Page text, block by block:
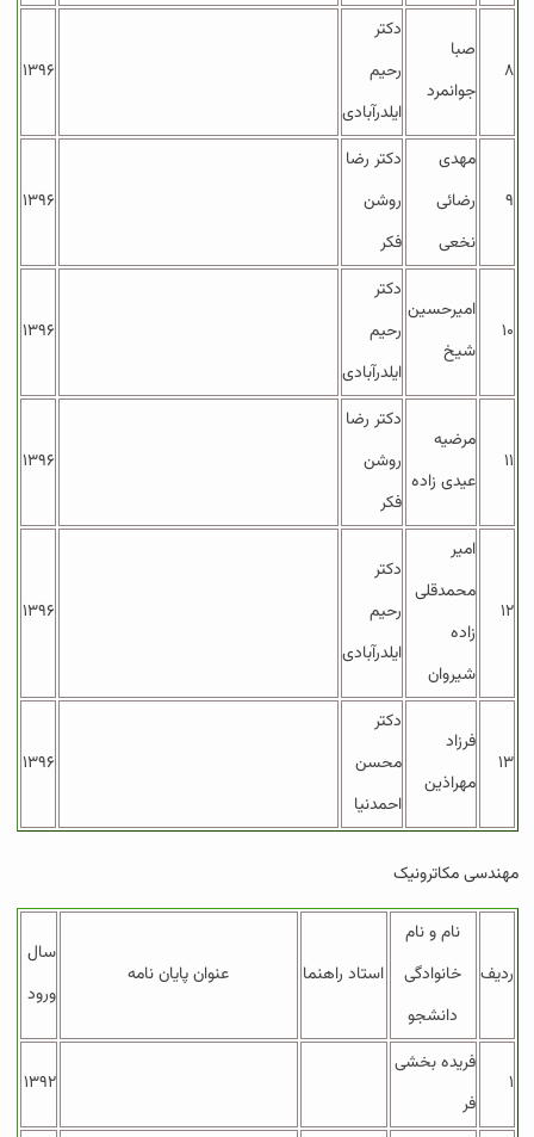
۸
صبا
جوانمرد
دکتر
رحیم
ایلدرآبادی
۱۳۹۶
۹
مهدی
رضائی
نخعی
دکتر رضا
روشن
فکر
۱۳۹۶
۱۰
امیرحسین
شیخ
دکتر
رحیم
ایلدرآبادی
۱۳۹۶
۱۱
مرضیه
عیدی زاده
دکتر رضا
روشن
فکر
۱۳۹۶
۱۲
امیر
محمدقلی
زاده
شیروان
دکتر
رحیم
ایلدرآبادی
۱۳۹۶
۱۳
فرزاد
مهراذین
دکتر
محسن
احمدنیا
۱۳۹۶
مهندسی مکاترونیک
ردیف
نام و نام
خانوادگی
دانشجو
استاد راهنما عنوان پایان نامه
سال
ورود
۱
فریده بخشی
فر
۱۳۹۲